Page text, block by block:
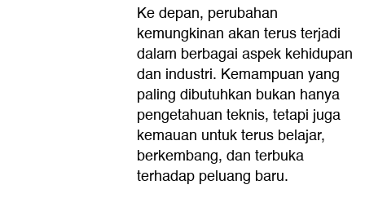
Ke depan, perubahan
kemungkinan akan terus terjadi
dalam berbagai aspek kehidupan
dan industri. Kemampuan yang
paling dibutuhkan bukan hanya
pengetahuan teknis, tetapi juga
kemauan untuk terus belajar,
berkembang, dan terbuka
terhadap peluang baru.